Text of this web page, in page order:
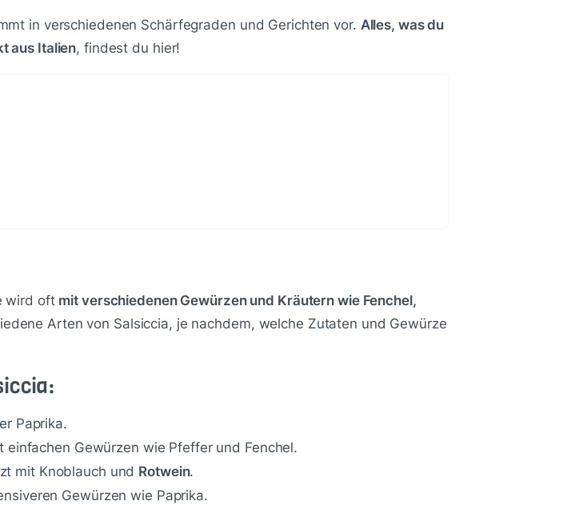
in verschiedenen Schärfegraden und Gerichten vor. Alles, was du
aus Italien, findest du hier!
wird oft mit verschiedenen Gewürzen und Kräutern wie Fenchel,
Arten von Salsiccia, je nachdem, welche Zutaten und Gewürze
Paprika.
Gewürzen wie Pfeffer und Fenchel.
mit Knoblauch und Rotwein.
Gewürzen wie Paprika.